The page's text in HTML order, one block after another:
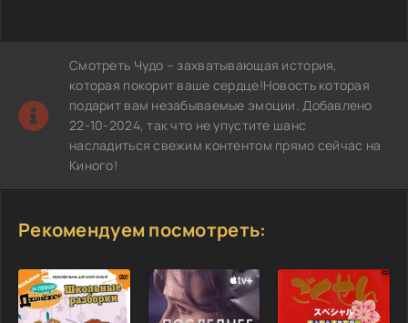
Смотреть Чудо – захватывающая история,
которая покорит ваше сердце!Новость которая
подарит вам незабываемые эмоции. Добавлено
22-10-2024, так что не упустите шанс
насладиться свежим контентом прямо сейчас на
Киного!
Рекомендуем посмотреть: